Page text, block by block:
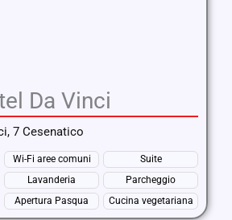
Da Vinci
7 Cesenatico
Wi-Fi aree comuni
Suite
Lavanderia
Parcheggio
Apertura Pasqua Cucina vegetariana